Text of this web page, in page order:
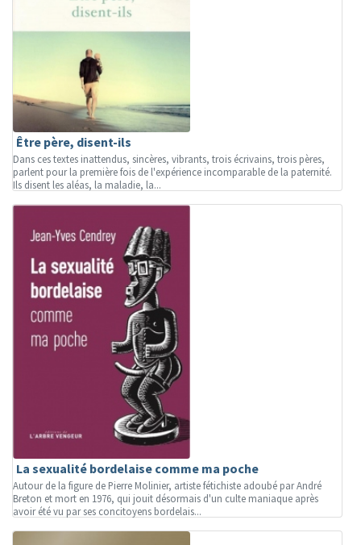
Être père, disent-ils
Dans ces textes inattendus, sincères, vibrants, trois écrivains, trois pères,
parlent pour la première fois de l'expérience incomparable de la paternité.
Ils disent les aléas, la maladie, la...
La sexualité bordelaise comme ma poche
Autour de la figure de Pierre Molinier, artiste fétichiste adoubé par André
Breton et mort en 1976, qui jouit désormais d'un culte maniaque après
avoir été vu par ses concitoyens bordelais...